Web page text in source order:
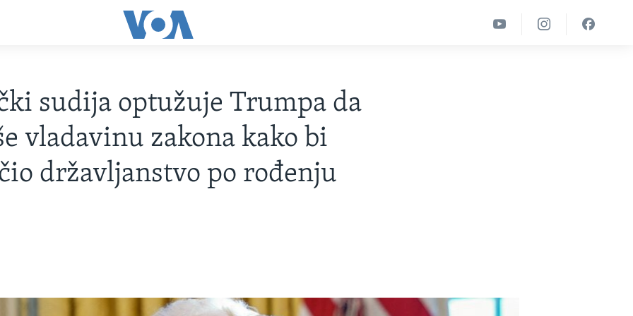
sudija optužuje Trumpa da
vladavinu zakona kako bi
državljanstvo po rođenju